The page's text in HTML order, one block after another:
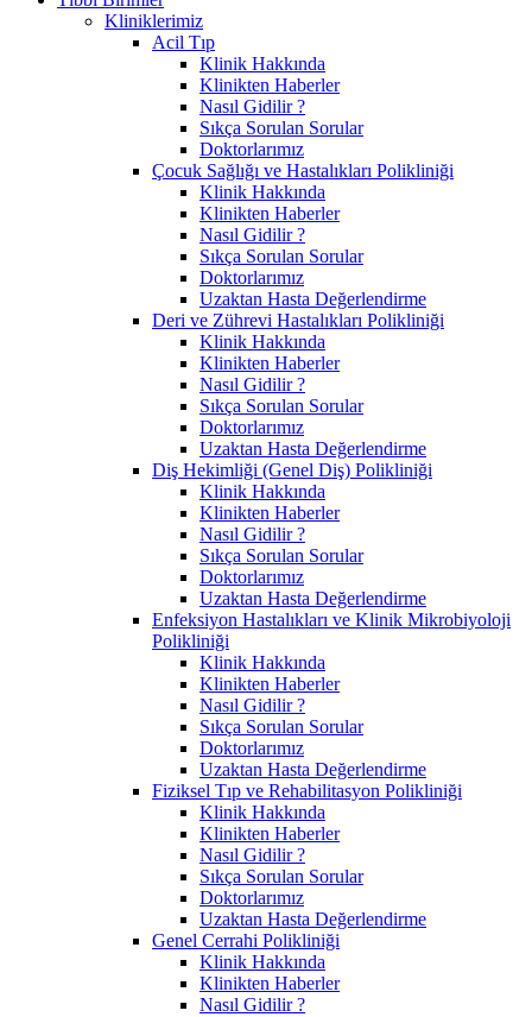
Kliniklerimiz
Acil Tıp
Klinik Hakkında
Klinikten Haberler
Nasıl Gidilir ?
Sıkça Sorulan Sorular
Doktorlarımız
Çocuk Sağlığı ve Hastalıkları Polikliniği
Klinik Hakkında
Klinikten Haberler
Nasıl Gidilir ?
Sıkça Sorulan Sorular
Doktorlarımız
Uzaktan Hasta Değerlendirme
Deri ve Zührevi Hastalıkları Polikliniği
Klinik Hakkında
Klinikten Haberler
Nasıl Gidilir ?
Sıkça Sorulan Sorular
Doktorlarımız
Uzaktan Hasta Değerlendirme
Diş Hekimliği (Genel Diş) Polikliniği
Klinik Hakkında
Klinikten Haberler
Nasıl Gidilir ?
Sıkça Sorulan Sorular
Doktorlarımız
Uzaktan Hasta Değerlendirme
Enfeksiyon Hastalıkları ve Klinik Mikrobiyoloji
Polikliniği
Klinik Hakkında
Klinikten Haberler
Nasıl Gidilir ?
Sıkça Sorulan Sorular
Doktorlarımız
Uzaktan Hasta Değerlendirme
Fiziksel Tıp ve Rehabilitasyon Polikliniği
Klinik Hakkında
Klinikten Haberler
Nasıl Gidilir ?
Sıkça Sorulan Sorular
Doktorlarımız
Uzaktan Hasta Değerlendirme
Genel Cerrahi Polikliniği
Klinik Hakkında
Klinikten Haberler
Nasıl Gidilir ?